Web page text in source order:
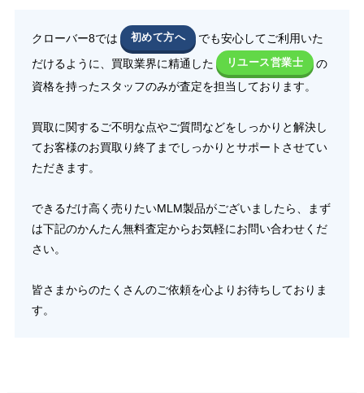
クローバー8では 初めて方へ
でも安心してご利用いた
だけるように、買取業界に精通した
リユース営業士
の
資格を持ったスタッフのみが査定を担当しております。
買取に関するご不明な点やご質問などをしっかりと解決し
てお客様のお買取り終了までしっかりとサポートさせてい
ただきます。
できるだけ高く売りたいMLM製品がございましたら、まず
は下記のかんたん無料査定からお気軽にお問い合わせくだ
さい。
皆さまからのたくさんのご依頼を心よりお待ちしておりま
す。